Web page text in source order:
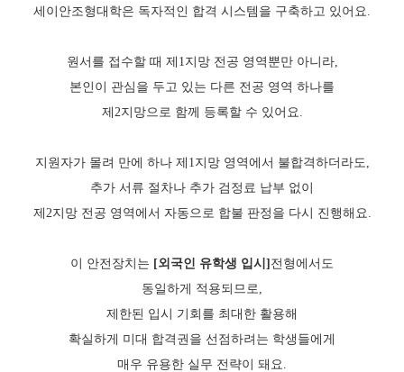
세이안조형대학은 독자적인 합격 시스템을 구축하고 있어요.
원서를 접수할 때 제1지망 전공 영역뿐만 아니라,
본인이 관심을 두고 있는 다른 전공 영역 하나를
제2지망으로 함께 등록할 수 있어요.
지원자가 몰려 만에 하나 제1지망 영역에서 불합격하더라도,
추가 서류 절차나 추가 검정료 납부 없이
제2지망 전공 영역에서 자동으로 합불 판정을 다시 진행해요.
이 안전장치는 [외국인 유학생 입시] 전형에서도
동일하게 적용되므로,
제한된 입시 기회를 최대한 활용해
확실하게 미대 합격권을 선점하려는 학생들에게
매우 유용한 실무 전략이 돼요.